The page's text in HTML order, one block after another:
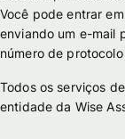
Você pode entrar
enviando um e-mail
número de protocolo
Todos os serviços
entidade da Wise